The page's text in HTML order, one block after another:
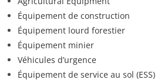
Équipement de construction
Équipement lourd forestier
Équipement minier
Véhicules d’urgence
Équipement de service au sol (ESS)